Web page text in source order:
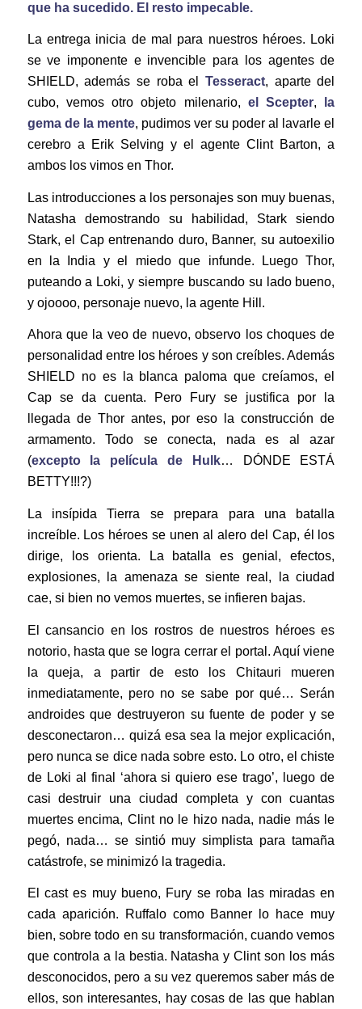
que ha sucedido. El resto impecable.
La entrega inicia de mal para nuestros héroes. Loki
se ve imponente e invencible para los agentes de
SHIELD, además se roba elTesseract, aparte del
cubo, vemos otro objeto milenario, el Scepter, la
gema de la mente, pudimos ver su poder al lavarle el
cerebro a Erik Selving y el agente Clint Barton, a
ambos los vimos en Thor.
Las introducciones a los personajes son muy buenas,
Natasha demostrando su habilidad, Stark siendo
Stark, el Cap entrenando duro, Banner, su autoexilio
en la India y el miedo que infunde. Luego Thor,
puteando a Loki, y siempre buscando su lado bueno,
y ojoooo, personaje nuevo, la agente Hill.
Ahora que la veo de nuevo, observo los choques de
personalidad entre los héroes y son creíbles. Además
SHIELD no es la blanca paloma que creíamos, el
Cap se da cuenta. Pero Fury se justifica por la
llegada de Thor antes, por eso la construcción de
armamento. Todo se conecta, nada es al azar
(excepto la película de Hulk… DÓNDE ESTÁ
BETTY!!!?)
La insípida Tierra se prepara para una batalla
increíble. Los héroes se unen al alero del Cap, él los
dirige, los orienta. La batalla es genial, efectos,
explosiones, la amenaza se siente real, la ciudad
cae, si bien no vemos muertes, se infieren bajas.
El cansancio en los rostros de nuestros héroes es
notorio, hasta que se logra cerrar el portal. Aquí viene
la queja, a partir de esto los Chitauri mueren
inmediatamente, pero no se sabe por qué… Serán
androides que destruyeron su fuente de poder y se
desconectaron… quizá esa sea la mejor explicación,
pero nunca se dice nada sobre esto. Lo otro, el chiste
de Loki al final ‘ahora si quiero ese trago’, luego de
casi destruir una ciudad completa y con cuantas
muertes encima, Clint no le hizo nada, nadie más le
pegó, nada… se sintió muy simplista para tamaña
catástrofe, se minimizó la tragedia.
El cast es muy bueno, Fury se roba las miradas en
cada aparición. Ruffalo como Banner lo hace muy
bien, sobre todo en su transformación, cuando vemos
que controla a la bestia. Natasha y Clint son los más
desconocidos, pero a su vez queremos saber más de
ellos, son interesantes, hay cosas de las que hablan